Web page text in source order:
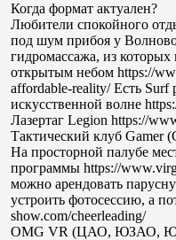
Когда формат актуален?
Любители спокойного
под шум прибоя у
гидромассажа, из
открытым небом https://
affordable-reality/ Есть
искусственной волне
Лазертаг Legion https://
Тактический клуб
На просторной палубе
программы https://
можно арендовать
устроить фотосессию, а
show.com/cheerleading/
OMG VR (ЦАО, ЮЗАО,